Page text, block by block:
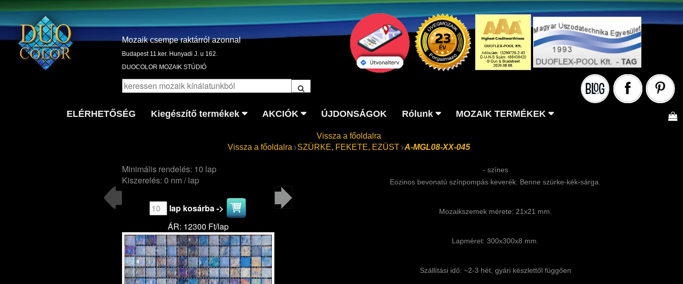
Mozaik csempe raktárról azonnal
Budapest 11.ker. Hunyadi J. u 162.
DUOCOLOR MOZAIK STÚDIÓ
ELÉRHETŐSÉG Kiegészítő termékek AKCIÓK ÚJDONSÁGOK Rólunk MOZAIK TERMÉKEK
Vissza a főoldalra
Vissza a főoldalra
SZÜRKE, FEKETE, EZÜST A-MGL08-XX-045
Minimális rendelés: 10 lap
Kiszerelés: 0 nm / lap
lap kosárba ->
ÁR: 12300 Ft/lap
- színes
Eozinos bevonatú színpompás keverék. Benne szürke-kék-sárga.
Mozaikszemek mérete: 21x21 mm.
Lapméret: 300x300x8 mm.
Szállítási idő: ~2-3 hét, gyári készlettől függően